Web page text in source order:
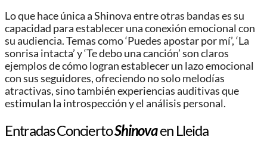
Lo que hace única a Shinova entre otras bandas es su
capacidad para establecer una conexión emocional con
su audiencia. Temas como ‘Puedes apostar por mí’, ‘La
sonrisa intacta’ y ‘Te debo una canción’ son claros
ejemplos de cómo logran establecer un lazo emocional
con sus seguidores, ofreciendo no solo melodías
atractivas, sino también experiencias auditivas que
estimulan la introspección y el análisis personal.
Entradas ConciertoShinovaen Lleida